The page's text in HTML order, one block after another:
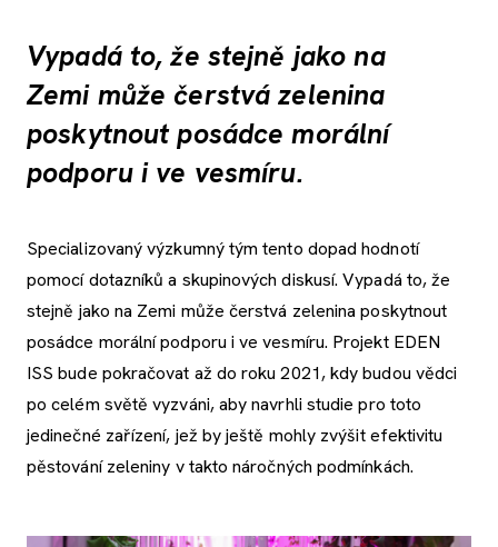
Vypadá to, že stejně jako na
Zemi může čerstvá zelenina
poskytnout posádce morální
podporu i ve vesmíru.
Specializovaný výzkumný tým tento dopad hodnotí
pomocí dotazníků a skupinových diskusí. Vypadá to, že
stejně jako na Zemi může čerstvá zelenina poskytnout
posádce morální podporu i ve vesmíru. Projekt EDEN
ISS bude pokračovat až do roku 2021, kdy budou vědci
po celém světě vyzváni, aby navrhli studie pro toto
jedinečné zařízení, jež by ještě mohly zvýšit efektivitu
pěstování zeleniny v takto náročných podmínkách.